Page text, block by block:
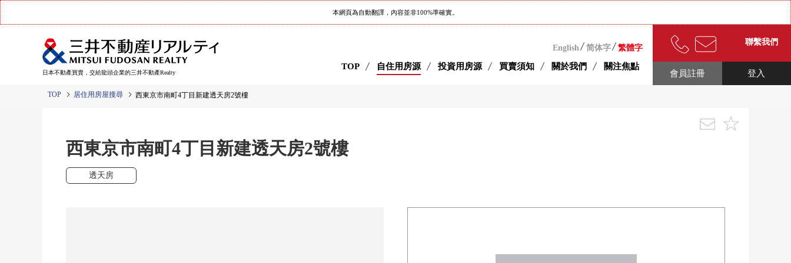
本網頁為自動翻譯，內容並非100%準確實。
日本不動產買賣，交給龍頭企業的三井不動產Realty
English 简体字 繁體字
TOP 自住用房源 投資用房源 買賣須知 關於我們 關注焦點
聯繫我們
登入
會員註冊
TOP 居住用房屋搜尋 西東京市南町4丁目新建透天房2號樓
西東京市南町4丁目新建透天房2號樓
透天房